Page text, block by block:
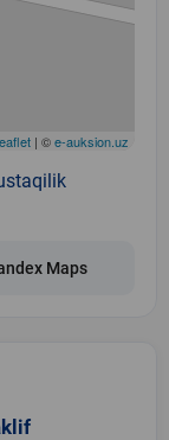
| ©e-auksion.uz
Maps